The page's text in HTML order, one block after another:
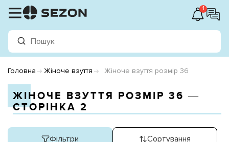
1
Головна Жіноче взуття Жіноче взуття розмір 36
ЖІНОЧЕ ВЗУТТЯ РОЗМІР 36 ―
СТОРІНКА 2
Фільтри Сортування